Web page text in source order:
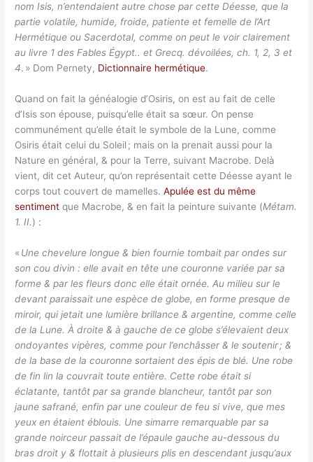
nom Isis, n’entendaient autre chose par cette Déesse, que la
partie volatile, humide, froide, patiente et femelle de l’Art
Hermétique ou Sacerdotal, comme on peut le voir clairement
au livre 1 des Fables Égypt.. et Grecq. dévoilées, ch. 1, 2, 3 et
4. » Dom Pernety, Dictionnaire hermétique.
Quand on fait la généalogie d’Osiris, on est au fait de celle
d’Isis son épouse, puisqu’elle était sa sœur. On pense
communément qu’elle était le symbole de la Lune, comme
Osiris était celui du Soleil ; mais on la prenait aussi pour la
Nature en général, & pour la Terre, suivant Macrobe. Delà
vient, dit cet Auteur, qu’on représentait cette Déesse ayant le
corps tout couvert de mamelles.Apulée est du même
sentimentque Macrobe, & en fait la peinture suivante (Métam.
1. II.) :
« Une chevelure longue & bien fournie tombait par ondes sur
son cou divin : elle avait en tête une couronne variée par sa
forme & par les fleurs donc elle était ornée. Au milieu sur le
devant paraissait une espèce de globe, en forme presque de
miroir, qui jetait une lumière brillance & argentine, comme celle
de la Lune. À droite & à gauche de ce globe s’élevaient deux
ondoyantes vipères, comme pour l’enchâsser & le soutenir ; &
de la base de la couronne sortaient des épis de blé. Une robe
de fin lin la couvrait toute entière. Cette robe était si
éclatante, tantôt par sa grande blancheur, tantôt par son
jaune safrané, enfin par une couleur de feu si vive, que mes
yeux en étaient éblouis. Une simarre remarquable par sa
grande noirceur passait de l’épaule gauche au-dessous du
bras droit y & flottait à plusieurs plis en descendant jusqu’aux